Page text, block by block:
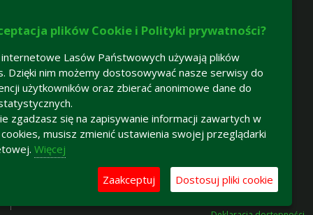
Certyfikaty gospodarki leśnej:
-certyfikat FSC®
certyfikat PEFC
plików Cookie i Polityki prywatności?
Lasów Państwowych używają plików
Dzięki nim możemy dostosowywać nasze serwisy do
użytkowników oraz zbierać anonimowe dane do
zgadzasz się na zapisywanie informacji zawartych w
cookies, musisz zmienić ustawienia swojej przeglądarki
Więcej
Zaakceptuj Dostosuj pliki cookie